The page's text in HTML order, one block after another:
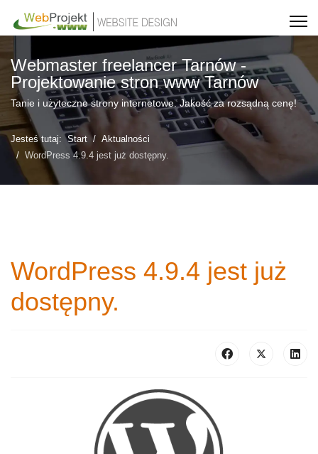
Webmaster freelancer Tarnów -
Projektowanie stron www Tarnów
Tanie i użyteczne strony internetowe. Jakość za rozsądną cenę!
Jesteś tutaj:Start
Aktualności
WordPress 4.9.4 jest już dostępny.
WordPress 4.9.4 jest już
dostępny.